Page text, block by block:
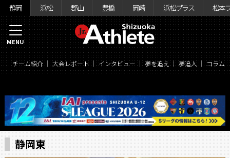
静岡 浜松 郡山 豊橋 岡崎 浜松プラス 松本
チーム紹介 大会レポート インタビュー 夢を追え 夢追人 コラム
MENU
静岡東